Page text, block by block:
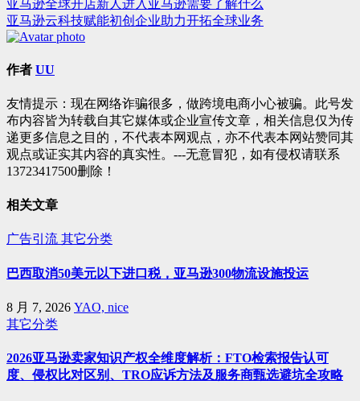
文
章
导
亚马逊全球开店新人进入亚马逊需要了解什么
亚马逊云科技赋能初创企业助力开拓全球业务
作者 UU
友情提示：现在网络诈骗很多，做跨境电商小心被骗。此号发
布内容皆为转载自其它媒体或企业宣传文章，相关信息仅为传
递更多信息之目的，不代表本网观点，亦不代表本网站赞同其
观点或证实其内容的真实性。---无意冒犯，如有侵权请联系
13723417500删除！
相关文章
广告引流 其它分类
巴西取消50美元以下进口税，亚马逊300物流设施投运
8 月 7, 2026 YAO, nice
其它分类
2026亚马逊卖家知识产权全维度解析：FTO检索报告认可
度、侵权比对区别、TRO应诉方法及服务商甄选避坑全攻略